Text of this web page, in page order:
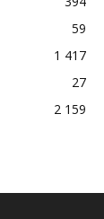
59
1 417
27
2 159